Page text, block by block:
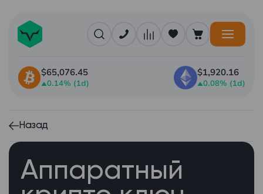
$65,076.45
0.14% (1d)
$1,920.16
0.08% (1d)
Аппаратный
Назад